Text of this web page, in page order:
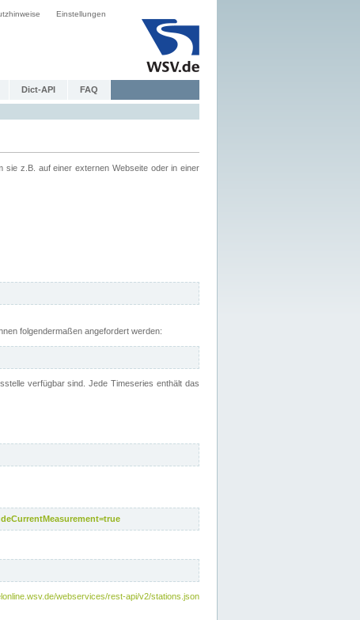
Einstellungen
Dict-API FAQ
sie z.B. auf einer externen Webseite oder in einer
folgendermaßen angefordert werden:
verfügbar sind. Jede Timeseries enthält das
webservices/rest-api/v2/stations.json